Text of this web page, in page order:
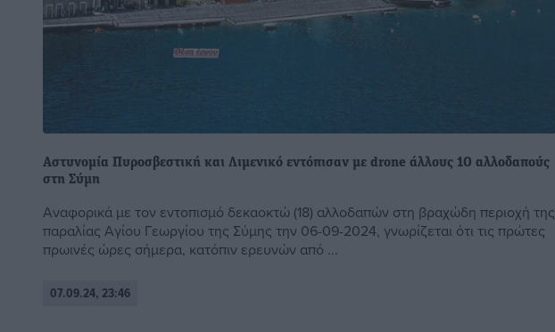
Αστυνομία Πυροσβεστική και Λιμενικό εντόπισαν με drone άλλους 10 αλλοδαπούς
στη Σύμη
Αναφορικά με τον εντοπισμό δεκαοκτώ (18) αλλοδαπών στη βραχώδη περιοχή της
παραλίας Αγίου Γεωργίου της Σύμης την 06-09-2024, γνωρίζεται ότι τις πρώτες
πρωινές ώρες σήμερα, κατόπιν ερευνών από ...
07.09.24, 23:46